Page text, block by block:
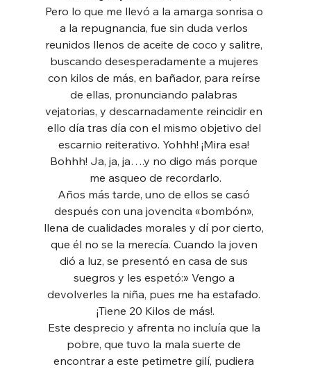
Pero lo que me llevó a la amarga sonrisa o
a la repugnancia, fue sin duda verlos
reunidos llenos de aceite de coco y salitre,
buscando desesperadamente a mujeres
con kilos de más, en bañador, para reírse
de ellas, pronunciando palabras
vejatorias, y descarnadamente reincidir en
ello día tras día con el mismo objetivo del
escarnio reiterativo. Yohhh! ¡Mira esa!
Bohhh! Ja, ja, ja….y no digo más porque
me asqueo de recordarlo.
Años más tarde, uno de ellos se casó
después con una jovencita «bombón»,
llena de cualidades morales y dí por cierto,
que él no se la merecía. Cuando la joven
dió a luz, se presentó en casa de sus
suegros y les espetó:» Vengo a
devolverles la niña, pues me ha estafado.
¡Tiene 20 Kilos de más!.
Este desprecio y afrenta no incluía que la
pobre, que tuvo la mala suerte de
encontrar a este petimetre gilí, pudiera